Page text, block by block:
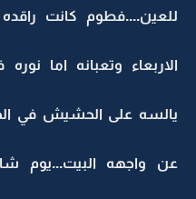
للعين....فطوم كانت
الاربعاء وتعبانه اما
يالسه على الحشيش في
عن واجهه البيت...يوم